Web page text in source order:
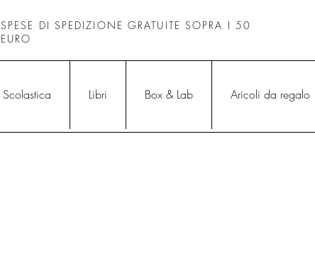
SPESE DI SPEDIZIONE GRATUITE SOPRA I 50
EURO
Scolastica Libri Box & Lab Aricoli da regalo